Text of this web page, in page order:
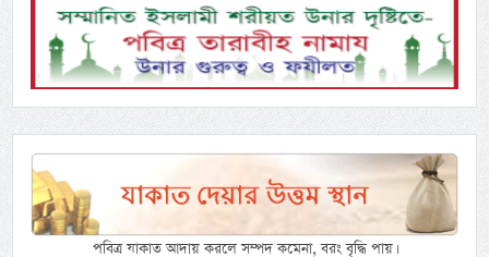
পবিত্র যাকাত আদায় করলে সম্পদ কমেনা, বরং বৃদ্ধি পায়।